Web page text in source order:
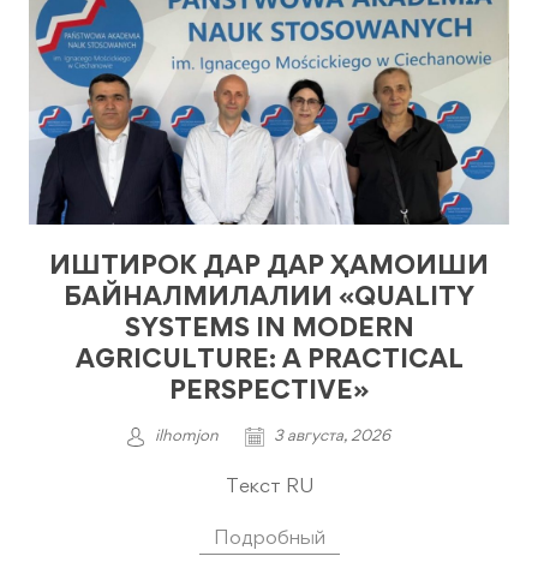
ИШТИРОК ДАР ДАР ҲАМОИШИ
БАЙНАЛМИЛАЛИИ «QUALITY
SYSTEMS IN MODERN
AGRICULTURE: A PRACTICAL
PERSPECTIVE»
ilhomjon 3 августа, 2026
Текст RU
Подробный